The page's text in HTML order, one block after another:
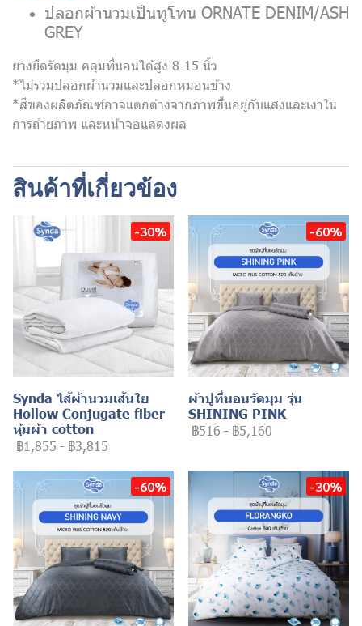
ปลอกผ้านวมเป็นทูโทน ORNATE DENIM/ASH
GREY
ยางยืดรัดมุม คลุมที่นอนได้สูง 8-15 นิ้ว
*ไม่รวมปลอกผ้านวมและปลอกหมอนข้าง
*สีของผลิตภัณฑ์อาจแตกต่างจากภาพขึ้นอยู่กับแสงและเงาใน
การถ่ายภาพ และหน้าจอแสดงผล
สินค้าที่เกี่ยวข้อง
-30%
Synda ไส้ผ้านวมเส้นใย
Hollow Conjugate fiber
หุ้มผ้า cotton
฿1,855 - ฿3,815
-60%
ผ้าปูที่นอนรัดมุม รุ่น
SHINING PINK
฿516 - ฿5,160
-60% -30%